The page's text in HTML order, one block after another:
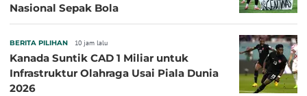
Nasional Sepak Bola
BERITA PILIHAN 10 jam lalu
Kanada Suntik CAD 1 Miliar untuk
Infrastruktur Olahraga Usai Piala Dunia
2026